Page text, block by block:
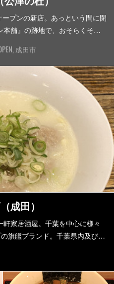
プンの新店。あっという間に閉
本舗』の跡地で、おそらくそ…
成田市
成田）
家居酒屋。千葉を中心に様々
旗艦ブランド。千葉県内及び…